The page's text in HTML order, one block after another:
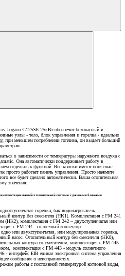
Logano G125SE 25кВт обеспечит безопасный и
узлы - тело, блок управления и горелка - идеально
при меньшем потреблении топлива, он выдает больший
в зависимости от температуры наружного воздуха с
Она автоматически поддерживает работу в
отдельных функций. Все кнопки имеют понятные
просто работает панель управления. Просто нажмите
все будет сделано автоматически. Ваша отопительная
значению.
вашей отопительной системы с разными блоками
горелка, бак водонагреватель,
контур без смесителя (HK1). Комплектация с FM 241
(HK2), комплектация с FM 242 – двухступенчатая или
с FM 244 - солнечный коллектор.
одно или двухступенчатая, или модулированная горелка,
насос. Отопительный контур без смесителя (HK0),
контура со смесителем, комплектация с FM 445
комплектация с FM 443 - модуль солнечного
- интерфейс EIB единая электронная система управления
сообщение о неисправностях.
работы с постоянной температурой котловой воды,